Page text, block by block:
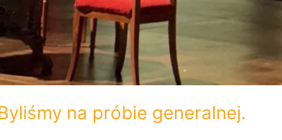
na próbie generalnej.